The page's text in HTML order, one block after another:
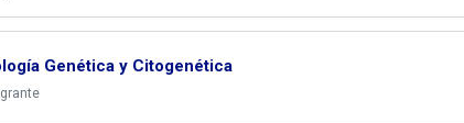
Genética y Citogenética